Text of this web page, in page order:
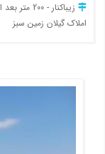
املاک گیلان زمین سبز